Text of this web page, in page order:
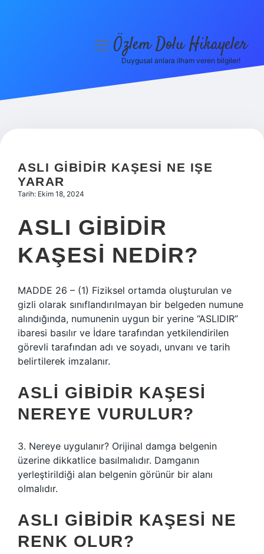
Hakkımızda
menüyüÖzlem Dolu Hikayeler
Duygusal anlara ilham veren bilgiler!
ASLI GIBIDIR KAŞESI NE IŞE
YARAR
Tarih: Ekim 18, 2024
ASLI GIBIDIR
KAŞESI NEDIR?
MADDE 26 – (1) Fiziksel ortamda oluşturulan ve
gizli olarak sınıflandırılmayan bir belgeden numune
alındığında, numunenin uygun bir yerine “ASLIDIR”
ibaresi basılır ve İdare tarafından yetkilendirilen
görevli tarafından adı ve soyadı, unvanı ve tarih
belirtilerek imzalanır.
ASLI GIBIDIR KAŞESI
NEREYE VURULUR?
3. Nereye uygulanır? Orijinal damga belgenin
üzerine dikkatlice basılmalıdır. Damganın
yerleştirildiği alan belgenin görünür bir alanı
olmalıdır.
ASLI GIBIDIR KAŞESI NE
RENK OLUR?